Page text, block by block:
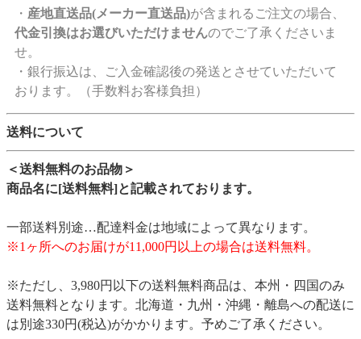
・ 産地直送品(メーカー直送品)が含まれるご注文の場合、
代金引換はお選びいただけませんのでご了承くださいま
せ。
・銀行振込は、ご入金確認後の発送とさせていただいて
おります。（手数料お客様負担）
送料について
＜送料無料のお品物＞
商品名に[送料無料]と記載されております。
一部送料別途…配達料金は地域によって異なります。
※1ヶ所へのお届けが11,000円以上の場合は送料無料。
※ただし、3,980円以下の送料無料商品は、本州・四国のみ
送料無料となります。北海道・九州・沖縄・離島への配送に
は別途330円(税込)がかかります。予めご了承ください。